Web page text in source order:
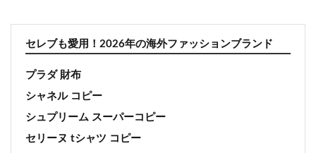
セレブも愛用！2026年の海外ファッションブランド
プラダ 財布
シャネル コピー
シュプリーム スーパーコピー
セリーヌ tシャツ コピー